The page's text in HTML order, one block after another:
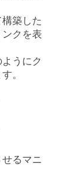
築した
クを表
うにク
。
るマニ